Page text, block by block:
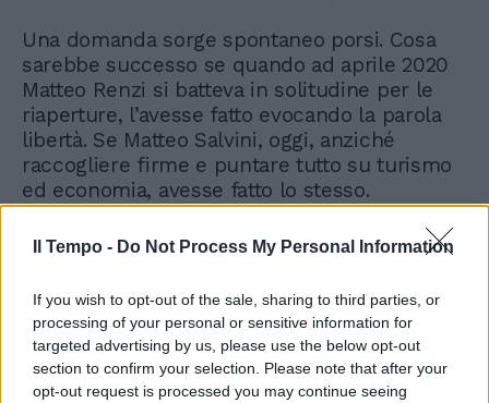
Il Tempo - Do Not Process My Personal Information
If you wish to opt-out of the sale, sharing to third parties, or
processing of your personal or sensitive information for
targeted advertising by us, please use the below opt-out
section to confirm your selection. Please note that after your
opt-out request is processed you may continue seeing
Una domanda sorge spontaneo porsi. Cosa
sarebbe successo se quando ad aprile 2020
Matteo Renzi si batteva in solitudine per le
riaperture, l’avesse fatto evocando la parola
libertà. Se Matteo Salvini, oggi, anziché
raccogliere firme e puntare tutto su turismo
ed economia, avesse fatto lo stesso.
Se Forza Italia, il partito che avrebbe dovuto
restare prudente e strizzare l’occhio al
terrorismo sanitario di Speranza, avesse
rispolverato gli slogan del 1994, quella
contrapposizione fra libertà e dirigismo.